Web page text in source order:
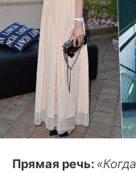
Прямая речь: